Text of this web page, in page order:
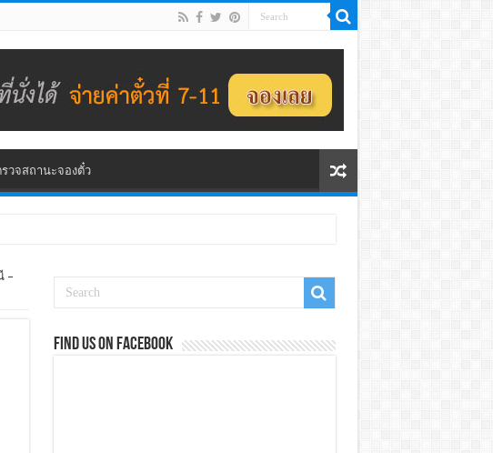
รวจสถานะจองตั๋ว
–
Find us on Facebook